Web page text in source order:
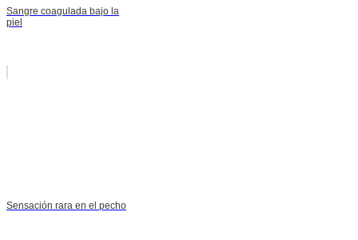
Sangre coagulada bajo la
piel
Sensación rara en el pecho